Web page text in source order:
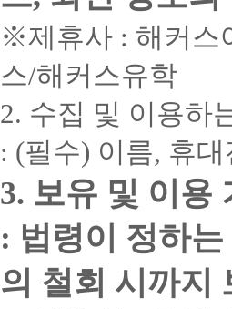
※제휴사 : 해커스
스/해커스유학
2. 수집 및 이용하
: (필수) 이름, 휴대
3. 보유 및 이용
: 법령이 정하
의 철회 시까지